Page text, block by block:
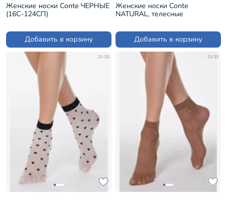
Женские носки Conte ЧЕРНЫЕ
(16С-124СП)
Добавить в корзину
Женские носки Conte
NATURAL, телесные
Добавить в корзину
23-25 23-25